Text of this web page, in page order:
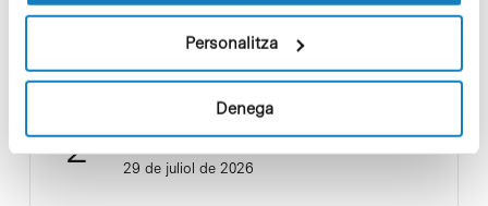
Personalitza
Denega
d’emergència climàtica
15 de juliol de 2026
Cuidar el territori és sostenibilitat
29 de juliol de 2026